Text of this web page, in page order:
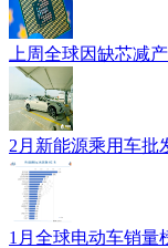
上周全球因缺芯减
2月新能源乘用车批
1月全球电动车销量